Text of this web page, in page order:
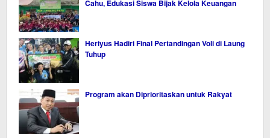
Cahu, Edukasi Siswa Bijak Kelola Keuangan
Heriyus Hadiri Final Pertandingan Voli di Laung
Tuhup
Program akan Diprioritaskan untuk Rakyat